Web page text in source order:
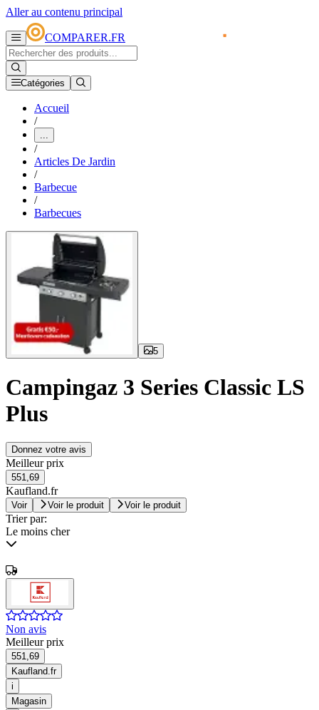
Aller au contenu principal
COMPARER.FR
Catégories
Accueil
/
...
/
Articles De Jardin
/
Barbecue
/
Barbecues
5
Campingaz 3 Series Classic LS
Plus
Donnez votre avis
Meilleur prix
551,69
Kaufland.fr
Voir Voir le produit Voir le produit
Trier par:
Le moins cher
Non avis
Meilleur prix
551,69
Kaufland.fr
i
Magasin